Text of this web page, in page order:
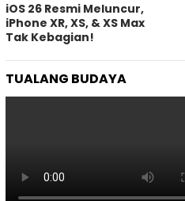
iOS 26 Resmi Meluncur,
iPhone XR, XS, & XS Max
Tak Kebagian!
TUALANG BUDAYA